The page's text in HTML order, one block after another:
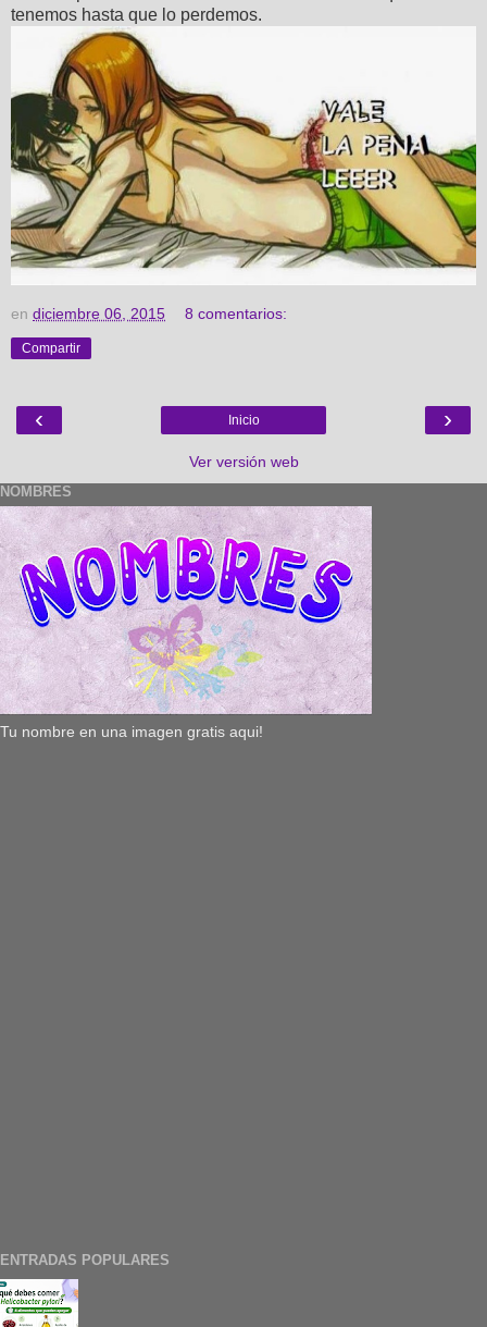
tenemos hasta que lo perdemos.
en diciembre 06, 2015 8 comentarios:
Compartir
‹ ›
Inicio
Ver versión web
NOMBRES
Tu nombre en una imagen gratis aqui!
ENTRADAS POPULARES